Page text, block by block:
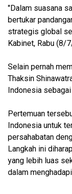
"Dalam suasana
bertukar
strategis global
Kabinet, Rabu (8/
Selain pernah
Thaksin
Indonesia
Pertemuan
Indonesia untuk
persahabatan
Langkah ini
yang lebih luas
dalam